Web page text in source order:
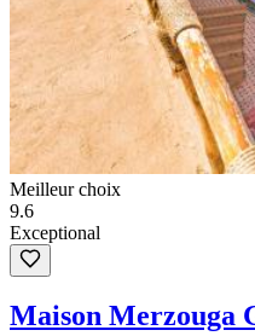
Meilleur choix
9.6
Exceptional
Maison Merzouga